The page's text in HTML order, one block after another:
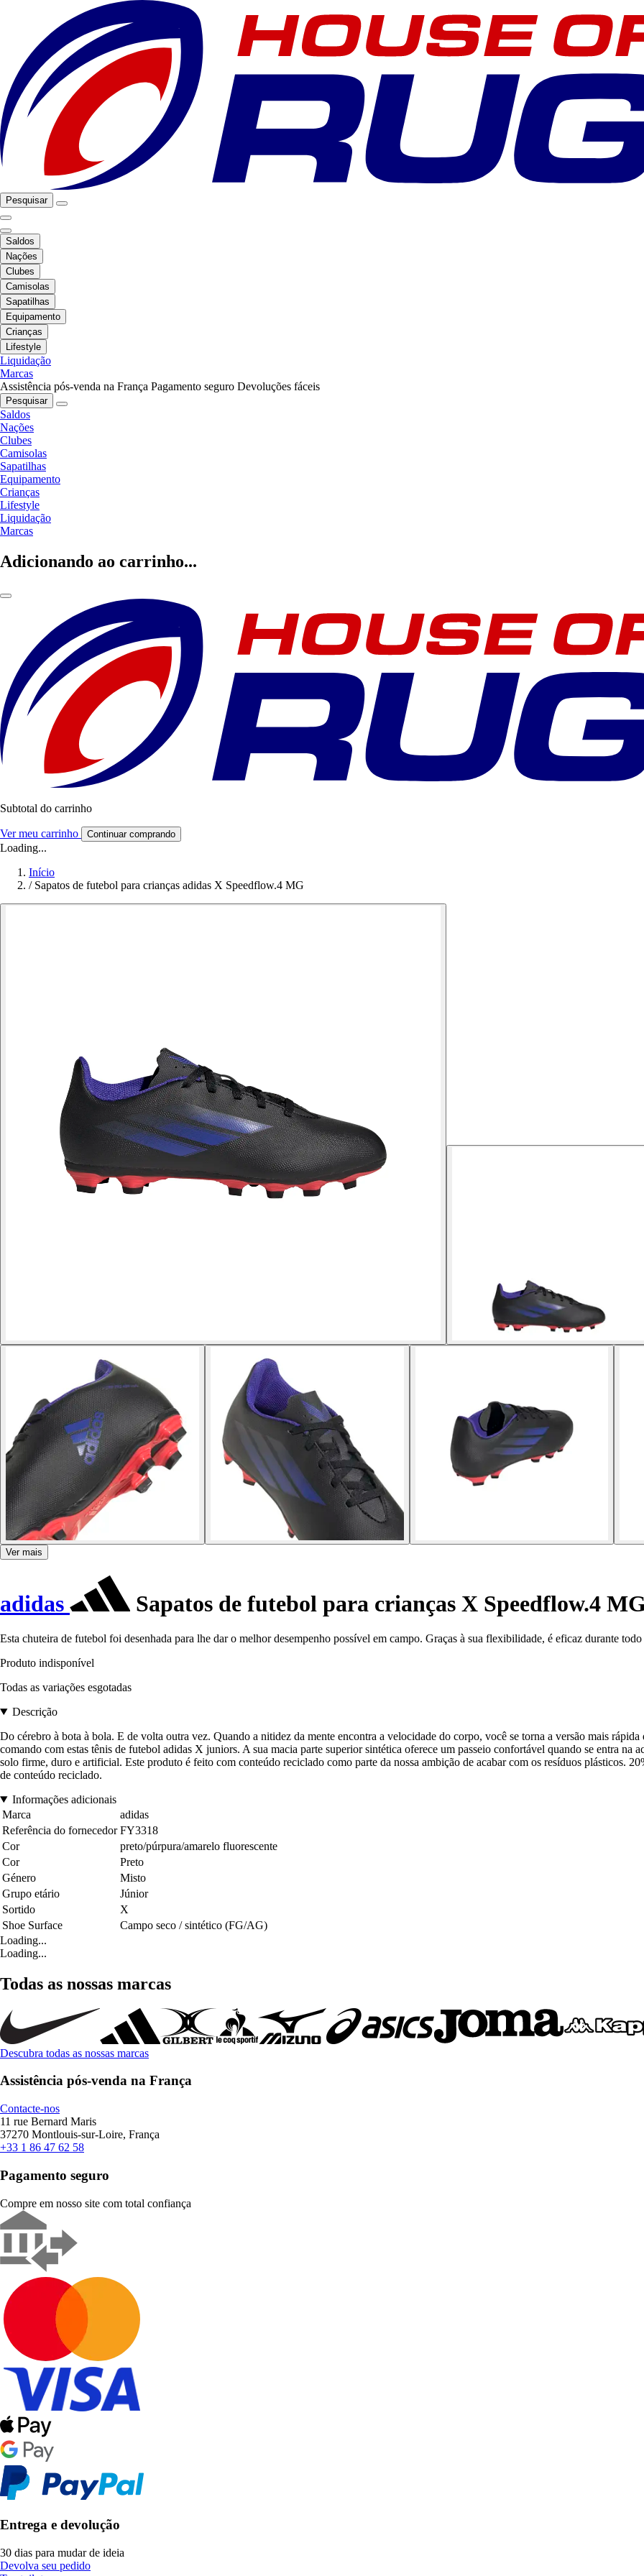
Pesquisar
Saldos
Nações
Clubes
Camisolas
Sapatilhas
Equipamento
Crianças
Lifestyle
Liquidação
Marcas
Assistência pós-venda na França Pagamento seguro Devoluções fáceis
Pesquisar
Saldos
Nações
Clubes
Camisolas
Sapatilhas
Equipamento
Crianças
Lifestyle
Liquidação
Marcas
Adicionando ao carrinho...
Subtotal do carrinho
Ver meu carrinho Continuar comprando
Loading...
Início
/ Sapatos de futebol para crianças adidas X Speedflow.4 MG
Ver mais
adidas Sapatos de futebol para crianças X Speedflow.4
Esta chuteira de futebol foi desenhada para lhe dar o melhor desempenho possível em campo. Graças à sua flexibilidade, é eficaz durante
Produto indisponível
Todas as variações esgotadas
Descrição
Do cérebro à bota à bola. E de volta outra vez. Quando a nitidez da mente encontra a velocidade do corpo, você se torna a versão mais
comando com estas tênis de futebol adidas X juniors. A sua macia parte superior sintética oferece um passeio confortável quando se entra na
solo firme, duro e artificial. Este produto é feito com conteúdo reciclado como parte da nossa ambição de acabar com os resíduos plásticos.
de conteúdo reciclado.
Informações adicionais
Marca
adidas
Referência do fornecedor FY3318
Cor
preto/púrpura/amarelo fluorescente
Cor
Preto
Género
Misto
Grupo etário
Júnior
Sortido
X
Shoe Surface
Campo seco / sintético (FG/AG)
Loading...
Loading...
Todas as nossas marcas
Descubra todas as nossas marcas
Assistência pós-venda na França
Contacte-nos
11 rue Bernard Maris
37270 Montlouis-sur-Loire, França
+33 1 86 47 62 58
Pagamento seguro
Compre em nosso site com total confiança
Entrega e devolução
30 dias para mudar de ideia
Devolva seu pedido